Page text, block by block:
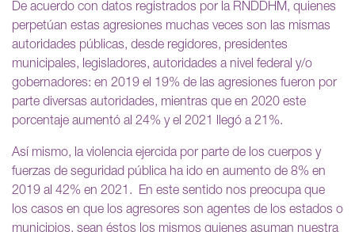
De acuerdo con datos registrados por la RNDDHM, quienes
perpetúan estas agresiones muchas veces son las mismas
autoridades públicas, desde regidores, presidentes
municipales, legisladores, autoridades a nivel federal y/o
gobernadores: en 2019 el 19% de las agresiones fueron por
parte diversas autoridades, mientras que en 2020 este
porcentaje aumentó al 24% y el 2021 llegó a 21%.
Así mismo, la violencia ejercida por parte de los cuerpos y
fuerzas de seguridad pública ha ido en aumento de 8% en
2019 al 42% en 2021. En este sentido nos preocupa que
los casos en que los agresores son agentes de los estados o
municipios, sean éstos los mismos quienes asuman nuestra